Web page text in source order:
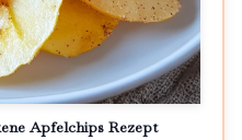
Apfelchips Rezept